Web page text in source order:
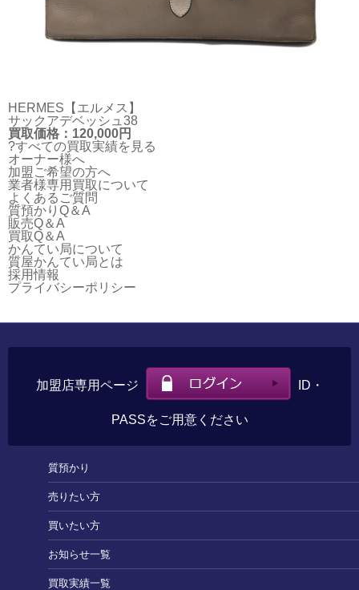
HERMES【エルメス】
サックアデベッシュ38
買取価格：120,000円
?すべての買取実績を見る
オーナー様へ
加盟ご希望の方へ
業者様専用買取について
よくあるご質問
質預かりQ＆A
販売Q＆A
買取Q＆A
かんてい局について
質屋かんてい局とは
採用情報
プライバシーポリシー
加盟店専用ページ ID・
PASSをご用意ください
質預かり
売りたい方
買いたい方
お知らせ一覧
買取実績一覧